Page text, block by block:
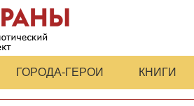
ГОРОДА-ГЕРОИ КНИГИ